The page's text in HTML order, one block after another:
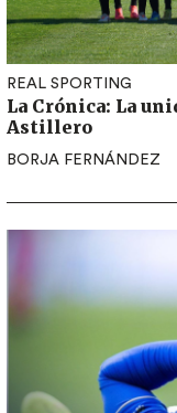
REAL SPORTING
La Crónica: La
Astillero
BORJA FERNÁNDEZ